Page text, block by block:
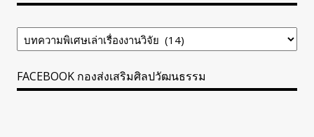
ข้อมูล
ข่าวสาร
FACEBOOK กองส่งเสริมศิลปวัฒนธรรม